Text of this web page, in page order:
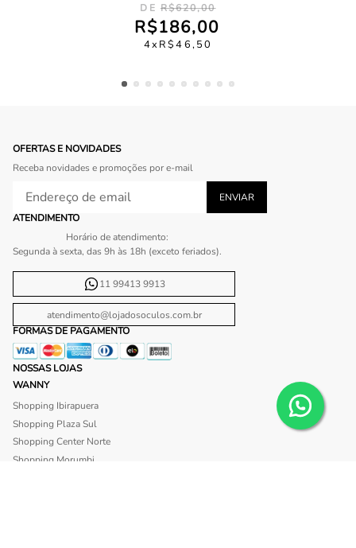
R$620,00
R$186,00
4 R$46,50
OFERTAS E NOVIDADES
Receba novidades e promoções por e-mail
ATENDIMENTO
Horário de atendimento:
Segunda à sexta, das 9h às 18h (exceto feriados).
11 99413 9913
atendimento@lojadosoculos.com.br
FORMAS DE PAGAMENTO
NOSSAS LOJAS
WANNY
Shopping Ibirapuera
Shopping Plaza Sul
Shopping Center Norte
Shopping Morumbi